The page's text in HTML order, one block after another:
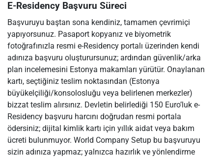
E-Residency Başvuru Süreci
Başvuruyu baştan sona kendiniz, tamamen çevrimiçi
yapıyorsunuz. Pasaport kopyanız ve biyometrik
fotoğrafınızla resmi e-Residency portalı üzerinden kendi
adınıza başvuru oluşturursunuz; ardından güvenlik/arka
plan incelemesini Estonya makamları yürütür. Onaylanan
kartı, seçtiğiniz teslim noktasından (Estonya
büyükelçiliği/konsolosluğu veya belirlenen merkezler)
bizzat teslim alırsınız. Devletin belirlediği 150 Euro’luk e-
Residency başvuru harcını doğrudan resmi portala
ödersiniz; dijital kimlik kartı için yıllık aidat veya bakım
ücreti bulunmuyor. World Company Setup bu başvuruyu
sizin adınıza yapmaz; yalnızca hazırlık ve yönlendirme